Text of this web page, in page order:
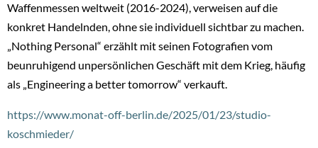
Waffenmessen weltweit (2016-2024), verweisen auf die
konkret Handelnden, ohne sie individuell sichtbar zu machen.
„Nothing Personal“ erzählt mit seinen Fotografien vom
beunruhigend unpersönlichen Geschäft mit dem Krieg, häufig
als „Engineering a better tomorrow“ verkauft.
https://www.monat-off-berlin.de/2025/01/23/studio-
koschmieder/